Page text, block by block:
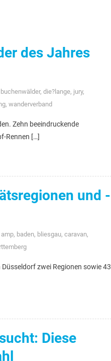
des Jahres
buchenwälder, die?lange, jury,
, wanderverband
Zehn beeindruckende
Rennen […]
und -
amp, baden, bliesgau, caravan,
zwei Regionen sowie 43
Diese